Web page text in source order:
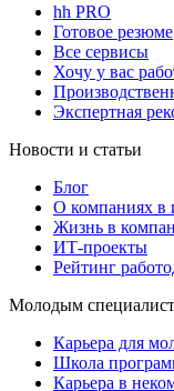
hh PRO
Готовое резюме
Все сервисы
Хочу у вас
Экспертная
Новости и статьи
Блог
О компаниях в
Жизнь в
ИТ-проекты
Рейтинг
Молодым
Карьера для
Школа
Карьера в